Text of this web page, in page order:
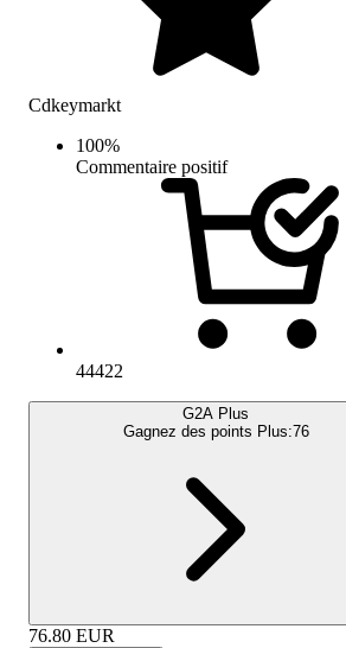
Cdkeymarkt
100%
Commentaire positif
44422
G2A Plus
Gagnez des points Plus:76
76.80 EUR